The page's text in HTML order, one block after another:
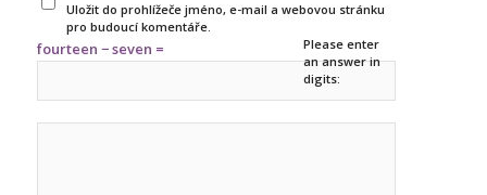
Uložit do prohlížeče jméno, e-mail a webovou stránku
pro budoucí komentáře.
Please enter
an answer in
digits:
fourteen − seven =